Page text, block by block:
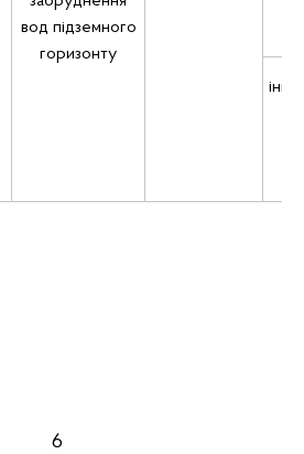
вод підземного
горизонту
6